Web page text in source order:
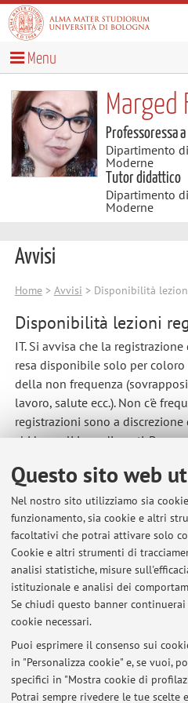
Questo sito web
Nel nostro sito utilizziamo sia
funzionamento, sia cookie e altri
facoltativi che potrai attivare solo
Cookie e altri strumenti di
analisi statistiche, misure
istituzionale e analisi dei
Se chiudi questo banner
cookie necessari.
Puoi esprimere il consenso sui
in "Personalizza cookie" e, se vuoi,
specifici in "Mostra cookie di
Potrai sempre rivedere le tue scelte
Menu
Marged
Professoressa
Dipartimento
Moderne
Tutor didattico
Dipartimento
Moderne
Avvisi
Home> Avvisi > Disponibilità
Disponibilità lezioni
IT. Si avvisa che la
resa disponibile solo per
della non frequenza
lavoro, salute ecc.). Non c'è
registrazioni sono a
chi ha reali impedimenti. Per
studente per ogni lezione.
ENG. Lesson recordings will be
students who prove their
person.
Pubblicato il: 21 ottobre 2022
Ultimi
Disponibilità lezioni registrate